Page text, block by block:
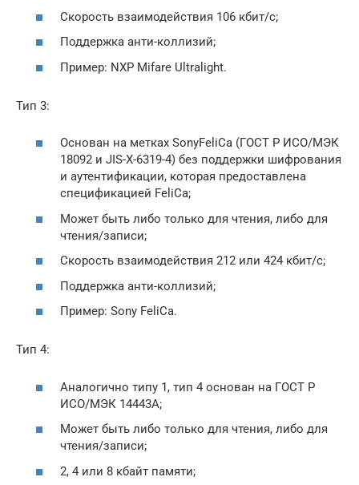
Скорость взаимодействия 106 кбит/с;
Поддержка анти-коллизий;
Пример: NXP Mifare Ultralight.
Тип 3:
Основан на метках SonyFeliCa (ГОСТ Р ИСО/МЭК
18092 и JIS-X-6319-4) без поддержки шифрования
и аутентификации, которая предоставлена
спецификацией FeliCa;
Может быть либо только для чтения, либо для
чтения/записи;
Скорость взаимодействия 212 или 424 кбит/с;
Поддержка анти-коллизий;
Пример: Sony FeliCa.
Тип 4:
Аналогично типу 1, тип 4 основан на ГОСТ Р
ИСО/МЭК 14443A;
Может быть либо только для чтения, либо для
чтения/записи;
2, 4 или 8 кбайт памяти;